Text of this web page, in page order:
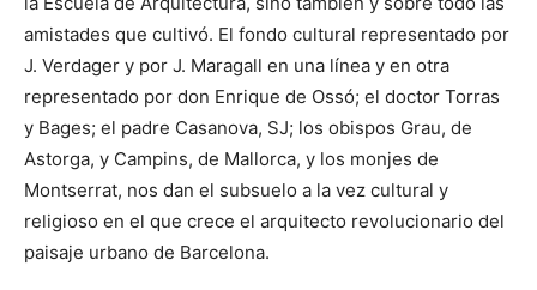
amistades que cultivó. El fondo cultural representado por
J. Verdager y por J. Maragall en una línea y en otra
representado por don Enrique de Ossó; el doctor Torras
y Bages; el padre Casanova, SJ; los obispos Grau, de
Astorga, y Campins, de Mallorca, y los monjes de
Montserrat, nos dan el subsuelo a la vez cultural y
religioso en el que crece el arquitecto revolucionario del
paisaje urbano de Barcelona.